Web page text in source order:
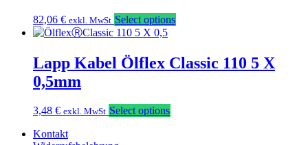
82,06 € exkl. MwSt Select options
Lapp Kabel Ölflex Classic 110 5 X
0,5mm
3,48 € exkl. MwSt Select options
Kontakt